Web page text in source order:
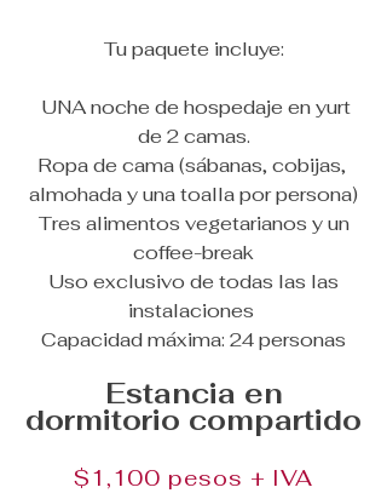
Tu paquete incluye:​
UNA noche de hospedaje en yurt
de 2 camas.
Ropa de cama (sábanas, cobijas,
almohada y una toalla por persona)
Tres alimentos vegetarianos y un
coffee-break
Uso exclusivo de todas las las
instalaciones
Capacidad máxima: 24 personas​
Estancia en
dormitorio compartido
$1,100 pesos + IVA